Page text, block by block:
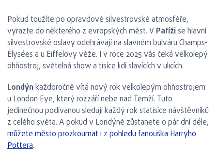
Pokud toužíte po opravdové silvestrovské atmosféře,
vyrazte do některého z evropských měst. V Pařížise hlavní
silvestrovské oslavy odehrávají na slavném bulváru Champs-
Élysées a u Eiffelovy věže. I v roce 2025 vás čeká velkolepý
ohňostroj, světelná show a tisíce lidí slavících v ulicích.
Londýnkaždoročně vítá nový rok velkolepým ohňostrojem
u London Eye, který rozzáří nebe nad Temží. Tuto
jedinečnou podívanou sledují každý rok statisíce návštěvníků
z celého světa. A pokud v Londýně zůstanete o pár dní déle,
můžete město prozkoumat i z pohledu fanouška Harryho
Pottera.